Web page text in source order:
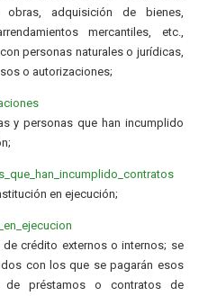
adquisición de bienes,
mercantiles, etc.,
personas naturales o jurídicas,
o autorizaciones;
y personas que han incumplido
en ejecución;
crédito externos o internos; se
con los que se pagarán esos
de préstamos o contratos de